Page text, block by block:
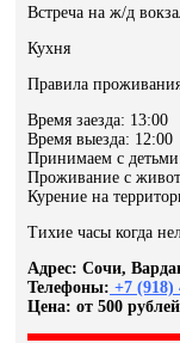
Встреча на ж/д
Кухня
Правила
Время заезда: 13:00
Время выезда: 12:00
Принимаем с
Проживание с
Курение на
Тихие часы когда
Адрес: Сочи,
Телефоны: +7 (918)
Цена: от 500